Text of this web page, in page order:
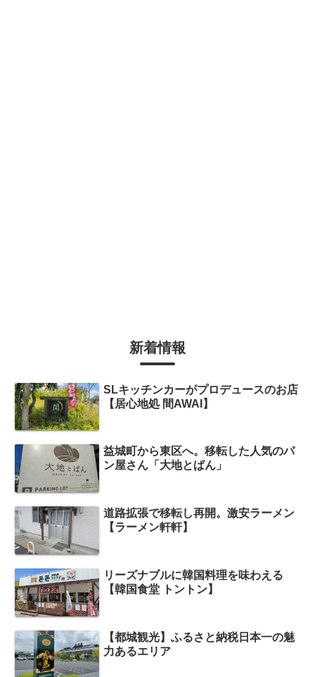
新着情報
SLキッチンカーがプロデュースのお店
【居心地処 間AWAI】
益城町から東区へ。移転した人気のパ
ン屋さん「大地とぱん」
道路拡張で移転し再開。激安ラーメン
【ラーメン軒軒】
リーズナブルに韓国料理を味わえる
【韓国食堂 トントン】
【都城観光】ふるさと納税日本一の魅
力あるエリア